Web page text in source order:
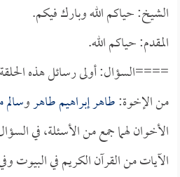
الشيخ: حياكم الله وبارك فيكم.
المقدم: حياكم الله.
====السؤال: أولى رسائل هذه
من الإخوة:طاهر إبراهيم طاهرو
الأخوان لهما جمع من الأسئلة، في
الآيات من القرآن الكريم في البيوت